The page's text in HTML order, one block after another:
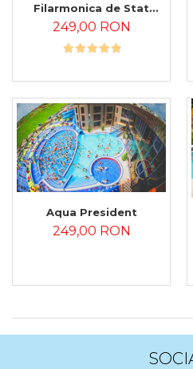
Filarmonica de Stat
„Transilvania”
249,00 RON
Aqua President
249,00 RON